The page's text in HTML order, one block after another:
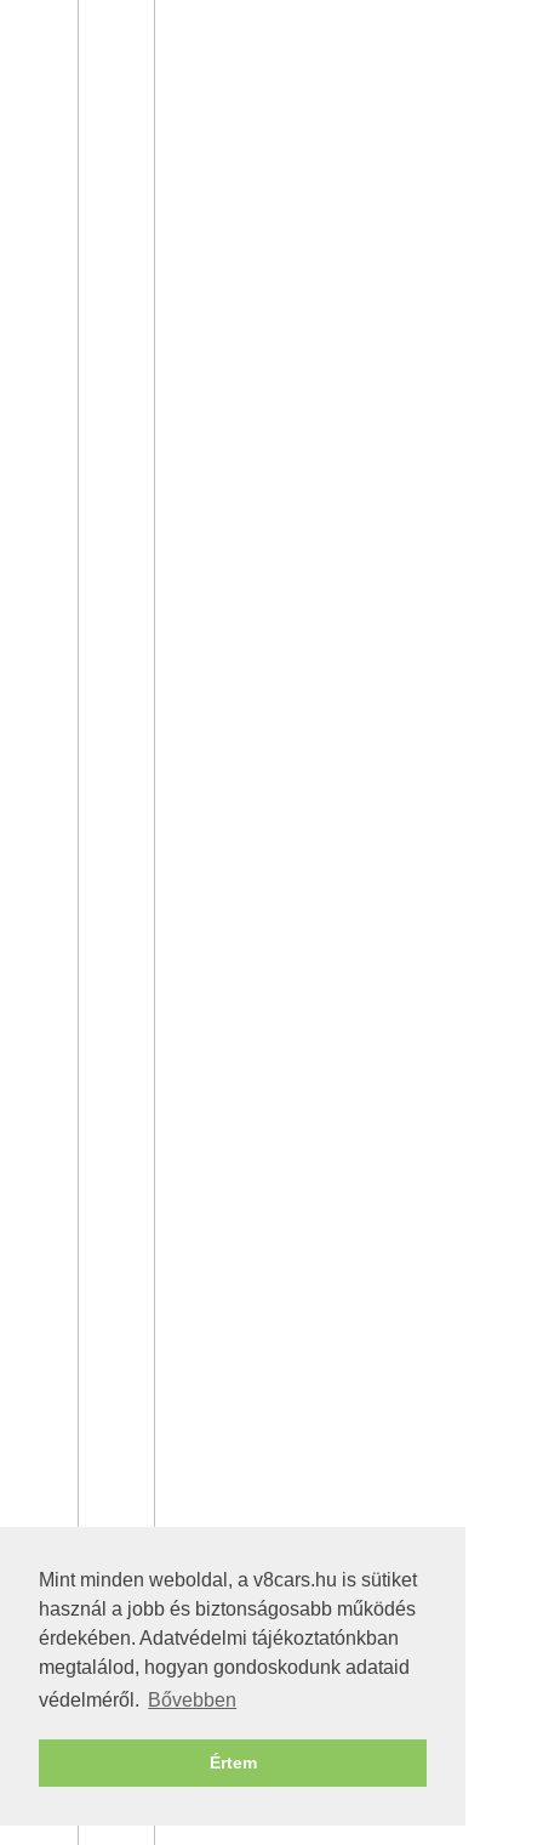
Mint minden weboldal, a v8cars.hu is sütiket
használ a jobb és biztonságosabb működés
érdekében. Adatvédelmi tájékoztatónkban
megtalálod, hogyan gondoskodunk adataid
védelméről. Bővebben
Értem